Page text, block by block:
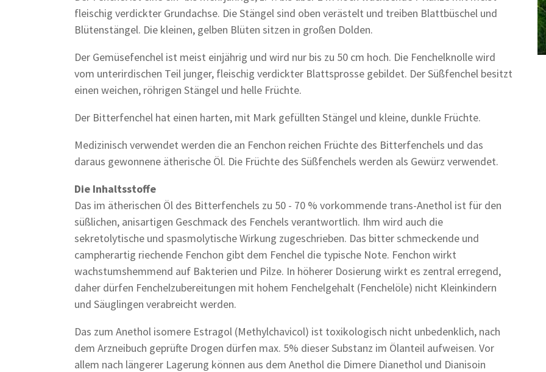
fleischig verdickter Grundachse. Die Stängel sind oben verästelt und treiben Blattbüschel und
Blütenstängel. Die kleinen, gelben Blüten sitzen in großen Dolden.
Der Gemüsefenchel ist meist einjährig und wird nur bis zu 50 cm hoch. Die Fenchelknolle wird
vom unterirdischen Teil junger, fleischig verdickter Blattsprosse gebildet. Der Süßfenchel besitzt
einen weichen, röhrigen Stängel und helle Früchte.
Der Bitterfenchel hat einen harten, mit Mark gefüllten Stängel und kleine, dunkle Früchte.
Medizinisch verwendet werden die an Fenchon reichen Früchte des Bitterfenchels und das
daraus gewonnene ätherische Öl. Die Früchte des Süßfenchels werden als Gewürz verwendet.
Die Inhaltsstoffe
Das im ätherischen Öl des Bitterfenchels zu 50 - 70 % vorkommende trans-Anethol ist für den
süßlichen, anisartigen Geschmack des Fenchels verantwortlich. Ihm wird auch die
sekretolytische und spasmolytische Wirkung zugeschrieben. Das bitter schmeckende und
campherartig riechende Fenchon gibt dem Fenchel die typische Note. Fenchon wirkt
wachstumshemmend auf Bakterien und Pilze. In höherer Dosierung wirkt es zentral erregend,
daher dürfen Fenchelzubereitungen mit hohem Fenchelgehalt (Fenchelöle) nicht Kleinkindern
und Säuglingen verabreicht werden.
Das zum Anethol isomere Estragol (Methylchavicol) ist toxikologisch nicht unbedenklich, nach
dem Arzneibuch geprüfte Drogen dürfen max. 5% dieser Substanz im Ölanteil aufweisen. Vor
allem nach längerer Lagerung können aus dem Anethol die Dimere Dianethol und Dianisoin